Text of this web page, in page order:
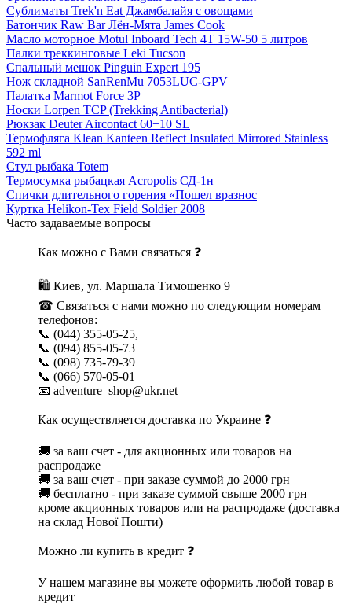
Сублиматы Trek'n Eat Джамбалайя с овощами
Батончик Raw Bar Лён-Мята James Cook
Масло моторное Motul Inboard Tech 4T 15W-50 5 литров
Палки треккинговые Leki Tucson
Спальный мешок Pinguin Expert 195
Нож складной SanRenMu 7053LUC-GPV
Палатка Marmot Force 3P
Носки Lorpen TCP (Trekking Antibacterial)
Рюкзак Deuter Aircontact 60+10 SL
Термофляга Klean Kanteen Reflect Insulated Mirrored Stainless
592 ml
Стул рыбака Totem
Термосумка рыбацкая Acropolis СД-1н
Спички длительного горения «Пошел вразнос
Куртка Helikon-Tex Field Soldier 2008
Часто задаваемые вопросы
Как можно с Вами связаться ❓
🛍 Киев, ул. Маршала Тимошенко 9
☎ Связаться с нами можно по следующим номерам
телефонов:
📞 (044) 355-05-25,
📞 (094) 855-05-73
📞 (098) 735-79-39
📞 (066) 570-05-01
📧 adventure_shop@ukr.net
Как осуществляется доставка по Украине ❓
🚚 за ваш счет - для акционных или товаров на
распродаже
🚚 за ваш счет - при заказе суммой до 2000 грн
🚚 бесплатно - при заказе суммой свыше 2000 грн
кроме акционных товаров или на распродаже (доставка
на склад Нової Пошти)
Можно ли купить в кредит ❓
У нашем магазине вы можете оформить любой товар в
кредит